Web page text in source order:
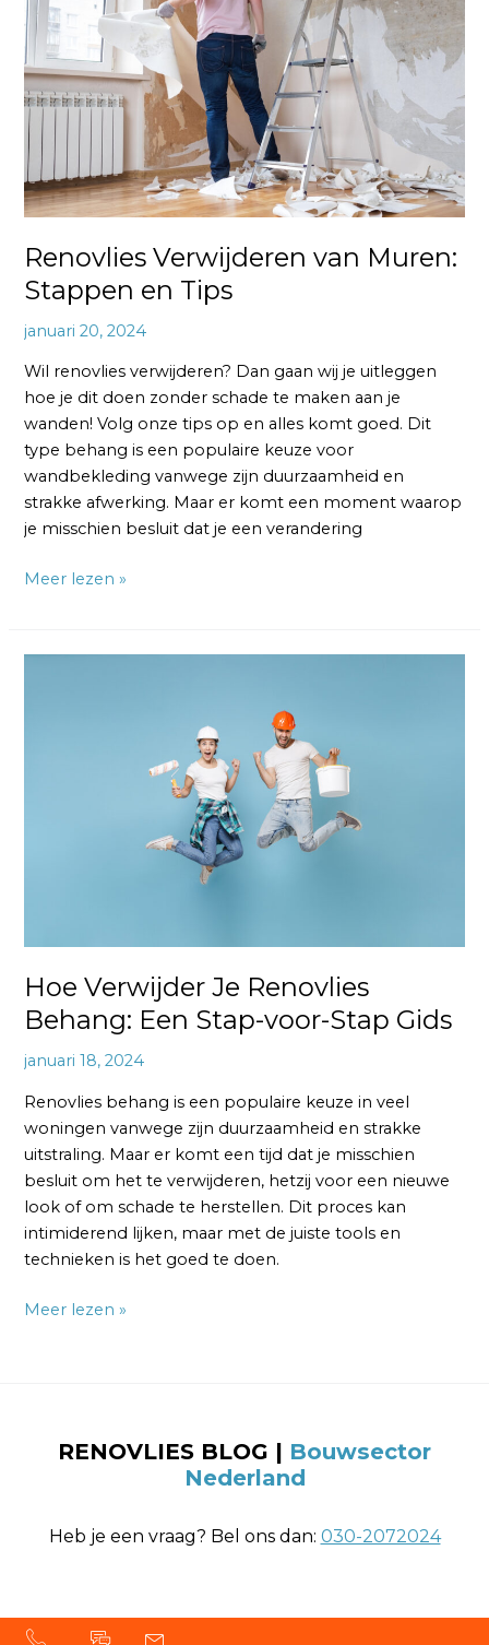
Renovlies Verwijderen van Muren:
Stappen en Tips
januari 20, 2024
Wil renovlies verwijderen? Dan gaan wij je uitleggen
hoe je dit doen zonder schade te maken aan je
wanden! Volg onze tips op en alles komt goed. Dit
type behang is een populaire keuze voor
wandbekleding vanwege zijn duurzaamheid en
strakke afwerking. Maar er komt een moment waarop
je misschien besluit dat je een verandering
Muren:
Stappen
en
Tips
Meer lezen »
Hoe Verwijder Je Renovlies
Behang: Een Stap-voor-Stap Gids
januari 18, 2024
Renovlies behang is een populaire keuze in veel
woningen vanwege zijn duurzaamheid en strakke
uitstraling. Maar er komt een tijd dat je misschien
besluit om het te verwijderen, hetzij voor een nieuwe
look of om schade te herstellen. Dit proces kan
intimiderend lijken, maar met de juiste tools en
technieken is het goed te doen.
Meer lezen »
RENOVLIES BLOG | Bouwsector
Nederland
Heb je een vraag? Bel ons dan: 030-2072024